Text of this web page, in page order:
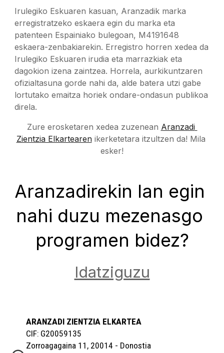
Irulegiko Eskuaren kasuan, Aranzadik marka
erregistratzeko eskaera egin du marka eta
patenteen Espainiako bulegoan, M4191648
eskaera-zenbakiarekin. Erregistro horren xedea da
Irulegiko Eskuaren irudia eta marrazkiak eta
dagokion izena zaintzea. Horrela, aurkikuntzaren
ofizialtasuna gorde nahi da, alde batera utzi gabe
lortutako emaitza horiek ondare-ondasun publikoa
direla.
Zure erosketaren xedea zuzenean Aranzadi
Zientzia Elkartearen ikerketetara itzultzen da! Mila
esker!
Aranzadirekin lan egin
nahi duzu mezenasgo
programen bidez?
Idatziguzu
ARANZADI ZIENTZIA ELKARTEA
CIF: G20059135
Zorroagagaina 11, 20014 - Donostia